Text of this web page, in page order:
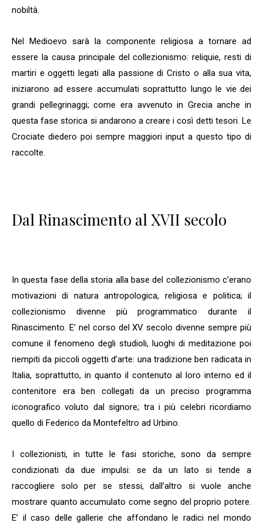
nobiltà.
Nel Medioevo sarà la componente religiosa a tornare ad
essere la causa principale del collezionismo: reliquie, resti di
martiri e oggetti legati alla passione di Cristo o alla sua vita,
iniziarono ad essere accumulati soprattutto lungo le vie dei
grandi pellegrinaggi; come era avvenuto in Grecia anche in
questa fase storica si andarono a creare i così detti tesori. Le
Crociate diedero poi sempre maggiori input a questo tipo di
raccolte.
Dal Rinascimento al XVII secolo
In questa fase della storia alla base del collezionismo c’erano
motivazioni di natura antropologica, religiosa e politica; il
collezionismo divenne più programmatico durante il
Rinascimento. E’ nel corso del XV secolo divenne sempre più
comune il fenomeno degli studioli, luoghi di meditazione poi
riempiti da piccoli oggetti d’arte: una tradizione ben radicata in
Italia, soprattutto, in quanto il contenuto al loro interno ed il
contenitore era ben collegati da un preciso programma
iconografico voluto dal signore; tra i più celebri ricordiamo
quello di Federico da Montefeltro ad Urbino.
I collezionisti, in tutte le fasi storiche, sono da sempre
condizionati da due impulsi: se da un lato si tende a
raccogliere solo per se stessi, dall’altro si vuole anche
mostrare quanto accumulato come segno del proprio potere.
E’ il caso delle gallerie che affondano le radici nel mondo